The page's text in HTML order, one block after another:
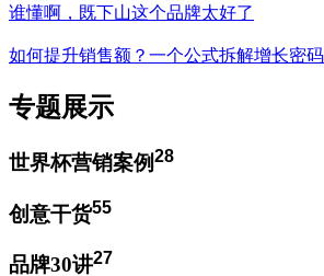
谁懂啊，既下山这个品牌太好了
如何提升销售额？一个公式拆解增长密码
专题展示
世界杯营销案例28
创意干货55
品牌30讲27